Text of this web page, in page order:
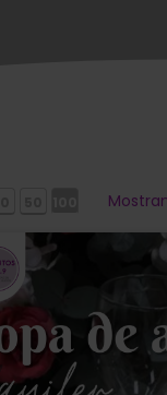
de copa de agua